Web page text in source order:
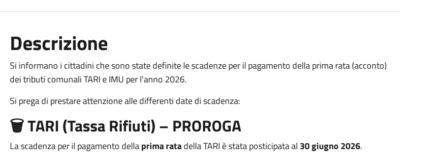
Descrizione
Si informano i cittadini che sono state definite le scadenze per il pagamento della prima rata (acconto)
dei tributi comunali TARI e IMU per l'anno 2026.
Si prega di prestare attenzione alle differenti date di scadenza:
🗑️ TARI (Tassa Rifiuti) – PROROGA
La scadenza per il pagamento dellaprima ratadella TARI è stata posticipata al 30 giugno 2026.